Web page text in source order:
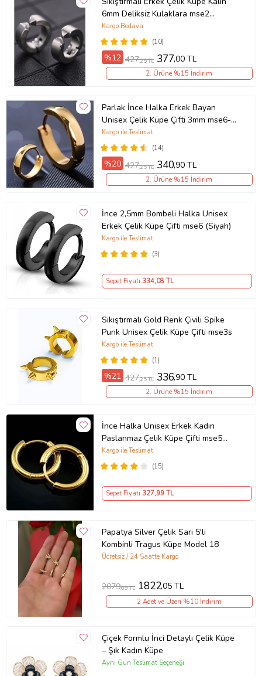
6mm Deliksiz Kulaklara mse2
(Beyaz)
(10)
Kargo Bedava
%12 427,25 TL 377,00 TL
2. Ürüne %15 İndirim
Parlak İnce Halka Erkek Bayan
Unisex Çelik Küpe Çifti 3mm mse6-2
(Sarı)
(14)
Kargo ile Teslimat
%20 427,25 TL 340,90 TL
2. Ürüne %15 İndirim
İnce 2,5mm Bombeli Halka Unisex
Erkek Çelik Küpe Çifti mse6 (Siyah)
(3)
Kargo ile Teslimat
Sepet Fiyatı 334,08 TL
Sıkıştırmalı Gold Renk Çivili Spike
Punk Unisex Çelik Küpe Çifti mse3s
(1)
Kargo ile Teslimat
%21 427,25 TL 336,90 TL
2. Ürüne %15 İndirim
İnce Halka Unisex Erkek Kadın
Paslanmaz Çelik Küpe Çifti mse5
(Sarı)
(15)
Kargo ile Teslimat
Sepet Fiyatı 327,99 TL
Papatya Silver Çelik Sarı 5'li
Kombinli Tragus Küpe Model 18
Ücretsiz / 24 Saatte Kargo
2079,69 TL 1822,05 TL
2 Adet ve Üzeri %10 İndirim
Çiçek Formlu İnci Detaylı Çelik Küpe
– Şık Kadın Küpe
Aynı Gün Teslimat Seçeneği